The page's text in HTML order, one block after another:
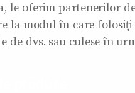
le oferim partenerilor
la modul în care folosiți
de dvs. sau culese în